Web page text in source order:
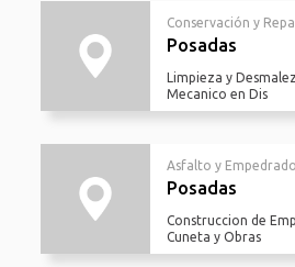
Conservación y
Posadas
Limpieza y
Mecanico en Dis
Asfalto y Empedrado
Posadas
Construccion de
Cuneta y Obras